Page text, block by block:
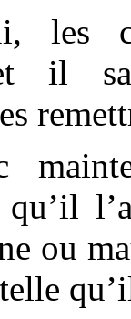
les
il
ou